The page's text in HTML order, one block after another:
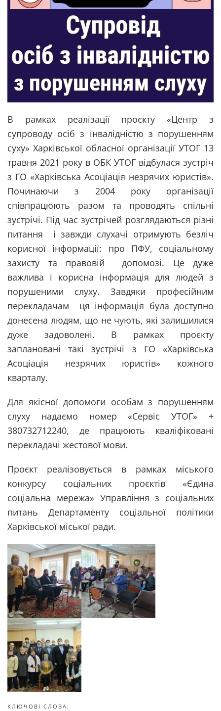
В рамках реалізації проєкту «Центр з
супроводу осіб з інвалідністю з порушенням
суху» Харківської обласної організації УТОГ 13
травня 2021 року в ОБК УТОГ відбулася зустріч
з ГО «Харківська Асоціація незрячих юристів».
Починаючи з 2004 року організації
співпрацюють разом та проводять спільні
зустрічі. Під час зустрічей розглядаються різні
питання і завжди слухачі отримують безліч
корисної інформації: про ПФУ, соціальному
захисту та правовій допомозі. Це дуже
важлива і корисна інформація для людей з
порушеними слуху. Завдяки професійним
перекладачам ця інформація була доступно
донесена людям, що не чують, які залишилися
дуже задоволені. В рамках проєкту
заплановані такі зустрічі з ГО «Харківська
Асоціація незрячих юристів» кожного
кварталу.
Для якісної допомоги особам з порушенням
слуху надаємо номер «Сервіс УТОГ» +
380732712240, де працюють кваліфіковані
перекладачі жестової мови.
Проєкт реалізовується в рамках міського
конкурсу соціальних проєктів «Єдина
соціальна мережа» Управління з соціальних
питань Департаменту соціальної політики
Харківської міської ради.
КЛЮЧОВІ СЛОВА: